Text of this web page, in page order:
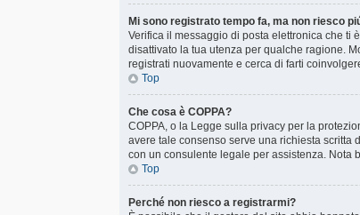
Mi sono registrato tempo fa, ma non riesco
Verifica il messaggio di posta elettronica che ti
disattivato la tua utenza per qualche ragione.
registrati nuovamente e cerca di farti
Top
Che cosa è COPPA?
COPPA, o la Legge sulla privacy per la
avere tale consenso serve una richiesta scritta
con un consulente legale per assistenza. Nota
Top
Perché non riesco a registrarmi?